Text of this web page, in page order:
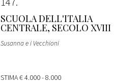
SCUOLA DELL'ITALIA
CENTRALE, SECOLO XVIII
Susanna e i Vecchioni
STIMA€ 4.000 - 8.000